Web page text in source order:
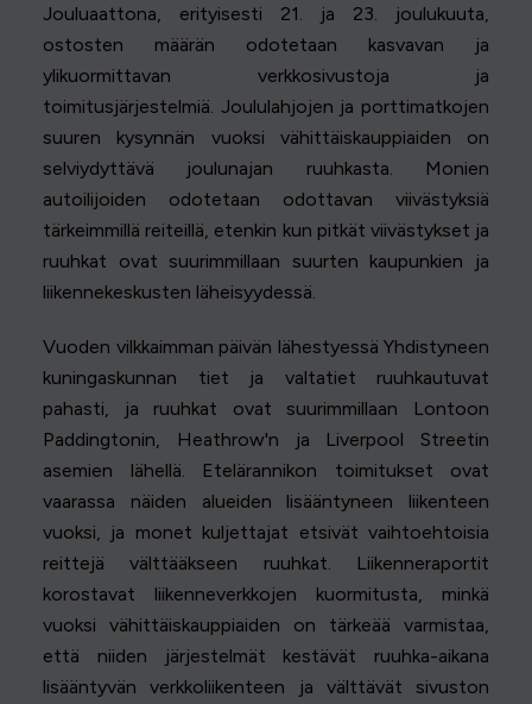
Jouluaattona, erityisesti 21. ja 23. joulukuuta,
ostosten määrän odotetaan kasvavan ja
ylikuormittavan verkkosivustoja ja
toimitusjärjestelmiä. Joululahjojen ja porttimatkojen
suuren kysynnän vuoksi vähittäiskauppiaiden on
selviydyttävä joulunajan ruuhkasta. Monien
autoilijoiden odotetaan odottavan viivästyksiä
tärkeimmillä reiteillä, etenkin kun pitkät viivästykset ja
ruuhkat ovat suurimmillaan suurten kaupunkien ja
liikennekeskusten läheisyydessä.
Vuoden vilkkaimman päivän lähestyessä Yhdistyneen
kuningaskunnan tiet ja valtatiet ruuhkautuvat
pahasti, ja ruuhkat ovat suurimmillaan Lontoon
Paddingtonin, Heathrow'n ja Liverpool Streetin
asemien lähellä. Etelärannikon toimitukset ovat
vaarassa näiden alueiden lisääntyneen liikenteen
vuoksi, ja monet kuljettajat etsivät vaihtoehtoisia
reittejä välttääkseen ruuhkat. Liikenneraportit
korostavat liikenneverkkojen kuormitusta, minkä
vuoksi vähittäiskauppiaiden on tärkeää varmistaa,
että niiden järjestelmät kestävät ruuhka-aikana
lisääntyvän verkkoliikenteen ja välttävät sivuston